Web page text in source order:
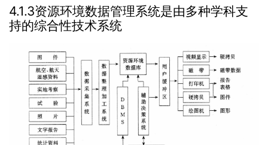
4.1.3资源环境数据管理系统是由多种学科支
持的综合性技术系统